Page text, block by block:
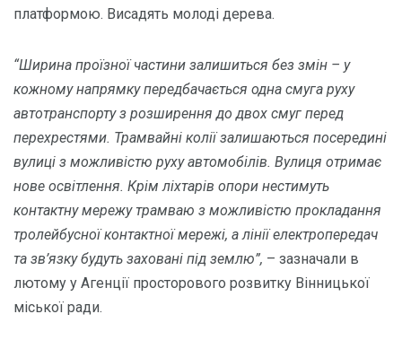
платформою. Висадять молоді дерева.
“Ширина проїзної частини залишиться без змін – у
кожному напрямку передбачається одна смуга руху
автотранспорту з розширення до двох смуг перед
перехрестями. Трамвайні колії залишаються посередині
вулиці з можливістю руху автомобілів. Вулиця отримає
нове освітлення. Крім ліхтарів опори нестимуть
контактну мережу трамваю з можливістю прокладання
тролейбусної контактної мережі, а лінії електропередач
та зв’язку будуть заховані під землю”, – зазначали в
лютому у Агенції просторового розвитку Вінницької
міської ради.